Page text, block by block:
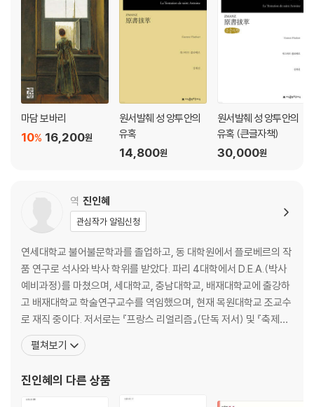
마담 보바리
16,200원
10%
원서발췌 성 앙투안의
유혹
14,800원
원서발췌 성 앙투안의
유혹 (큰글자책)
30,000원
역 진인혜
관심작가 알림신청
연세대학교 불어불문학과를 졸업하고, 동 대학원에서 플로베르의 작
품 연구로 석사와 박사 학위를 받았다. 파리 4대학에서 D.E.A.(박사
예비과정)를 마쳤으며, 세대학교, 충남대학교, 배재대학교에 출강하
고 배재대학교 학술연구교수를 역임했으며, 현재 목원대학교 조교수
로 재직 중이다. 저서로는 『프랑스 리얼리즘』(단독 저서) 및 『축제와
문화적 본질』, 『축제 정책과 지역현황』, 『유럽의 문화통합』, 『프랑스
문학에서 만난 여성들』, 『문자, 매체, 도시』(공저) 등이 있고, 옮긴 책
교육』과 플로베르의 전기 『플로
펼쳐보기
진인혜의 다른 상품